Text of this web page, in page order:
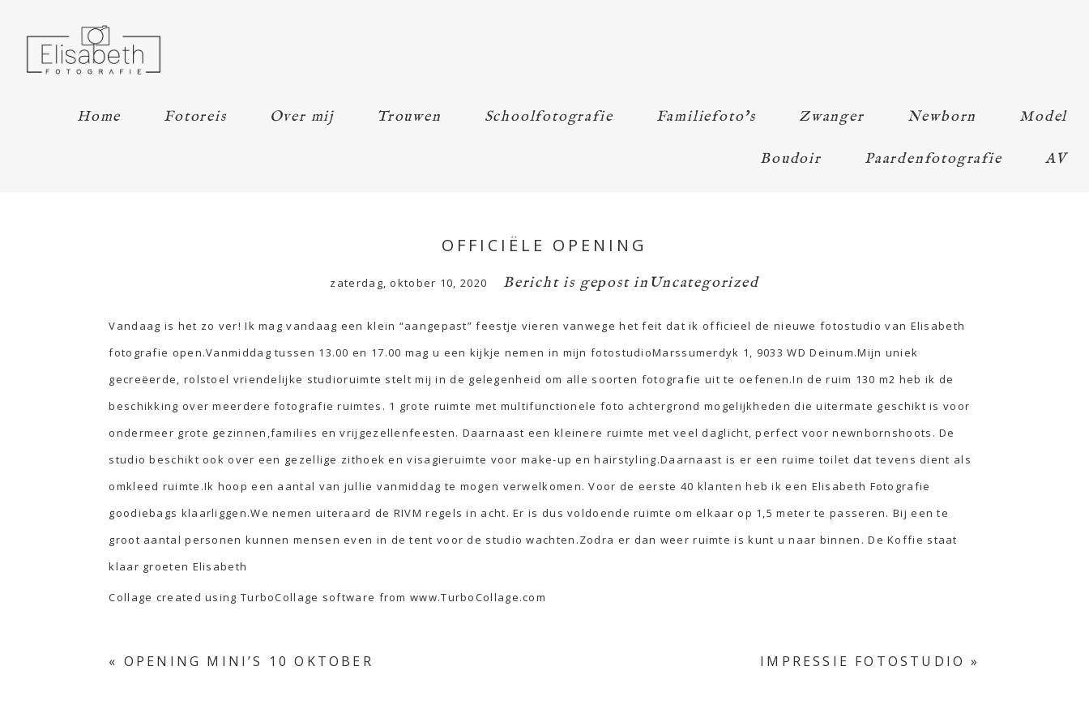
Home Fotoreis Over mij Trouwen Schoolfotografie Familiefoto’s Zwanger Newborn Model
Boudoir Paardenfotografie AV
OFFICIËLE OPENING
zaterdag, oktober 10, 2020 Bericht is gepost in Uncategorized
Vandaag is het zo ver! Ik mag vandaag een klein “aangepast” feestje vieren vanwege het feit dat ik officieel de nieuwe fotostudio van Elisabeth
fotografie open.Vanmiddag tussen 13.00 en 17.00 mag u een kijkje nemen in mijn fotostudioMarssumerdyk 1, 9033 WD Deinum.Mijn uniek
gecreëerde, rolstoel vriendelijke studioruimte stelt mij in de gelegenheid om alle soorten fotografie uit te oefenen.In de ruim 130 m2 heb ik de
beschikking over meerdere fotografie ruimtes. 1 grote ruimte met multifunctionele foto achtergrond mogelijkheden die uitermate geschikt is voor
ondermeer grote gezinnen,families en vrijgezellenfeesten. Daarnaast een kleinere ruimte met veel daglicht, perfect voor newnbornshoots. De
studio beschikt ook over een gezellige zithoek en visagieruimte voor make-up en hairstyling.Daarnaast is er een ruime toilet dat tevens dient als
omkleed ruimte.Ik hoop een aantal van jullie vanmiddag te mogen verwelkomen. Voor de eerste 40 klanten heb ik een Elisabeth Fotografie
goodiebags klaarliggen.We nemen uiteraard de RIVM regels in acht. Er is dus voldoende ruimte om elkaar op 1,5 meter te passeren. Bij een te
groot aantal personen kunnen mensen even in de tent voor de studio wachten.Zodra er dan weer ruimte is kunt u naar binnen. De Koffie staat
klaar groeten Elisabeth
Collage created using TurboCollage software from www.TurboCollage.com
« OPENING MINI’S 10 OKTOBER IMPRESSIE FOTOSTUDIO »